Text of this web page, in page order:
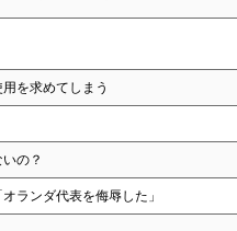
を求めてしまう
の？
ランダ代表を侮辱した」